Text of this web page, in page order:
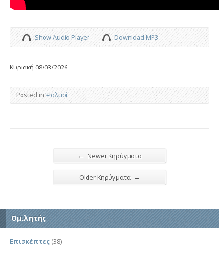
Show Audio Player Download MP3
Κυριακή 08/03/2026
Posted in Ψαλμοί
← Newer Κηρύγματα
Older Κηρύγματα →
Ομιλητής
Επισκέπτες (38)